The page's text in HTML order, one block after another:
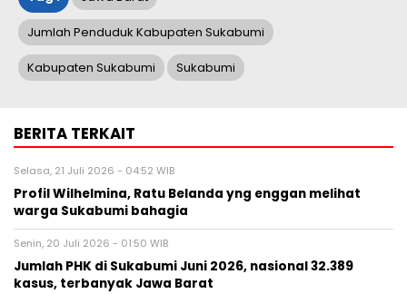
Jumlah Penduduk Kabupaten Sukabumi
Kabupaten Sukabumi Sukabumi
BERITA TERKAIT
Selasa, 21 Juli 2026 - 04:52 WIB
Profil Wilhelmina, Ratu Belanda yng enggan melihat
warga Sukabumi bahagia
Senin, 20 Juli 2026 - 01:50 WIB
Jumlah PHK di Sukabumi Juni 2026, nasional 32.389
kasus, terbanyak Jawa Barat